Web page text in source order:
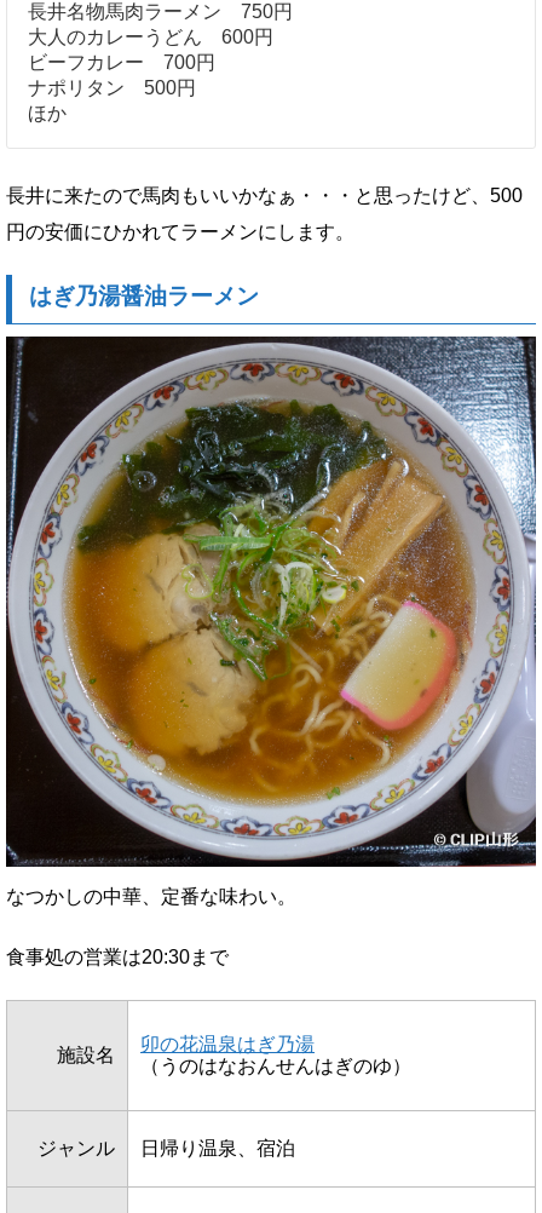
長井名物馬肉ラーメン 750円
大人のカレーうどん 600円
ビーフカレー 700円
ナポリタン 500円
ほか
長井に来たので馬肉もいいかなぁ・・・と思ったけど、500
円の安価にひかれてラーメンにします。
はぎ乃湯醤油ラーメン
なつかしの中華、定番な味わい。
食事処の営業は20:30まで
施設名
卯の花温泉はぎ乃湯
（うのはなおんせんはぎのゆ）
ジャンル 日帰り温泉、宿泊